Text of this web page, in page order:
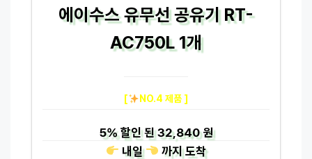
에이수스 유무선 공유기 RT-
AC750L 1개
[ NO.4 제품 ]
5%할인 된32,840 원
내일
까지도착